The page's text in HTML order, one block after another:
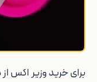
برای خرید وزیر اکس